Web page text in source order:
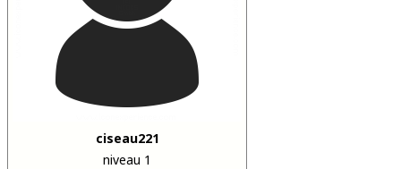
ciseau221
niveau 1